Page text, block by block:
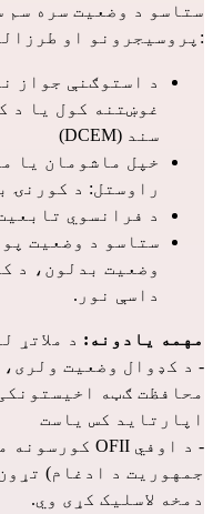
پروسیجرونو او طرزالعملونو کې ملاتړ کوي:
سند (DCEM)
راوستل: د کورنۍ
د فرانسوي
داسې نور.
مهمه یادونه: د ملاتړ
اپارتاید کس یاست
دمخه لاسلیک کړی وي.